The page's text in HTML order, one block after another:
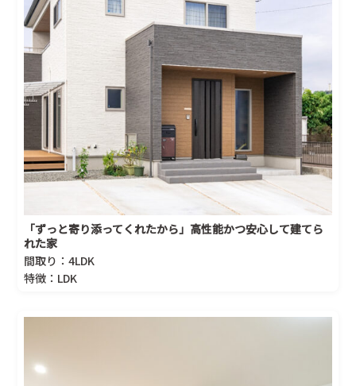
「ずっと寄り添ってくれたから」高性能かつ安心して建てら
れた家
間取り：4LDK
特徴：LDK